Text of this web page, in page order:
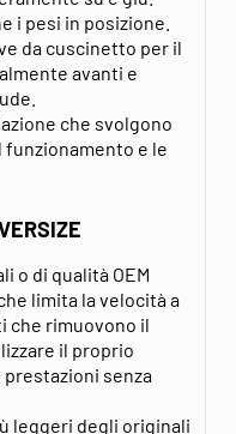
i pesi in posizione.
da cuscinetto per il
avanti e
che svolgono
e le
o di qualità OEM
limita la velocità a
che rimuovono il
il proprio
senza
leggeri degli originali